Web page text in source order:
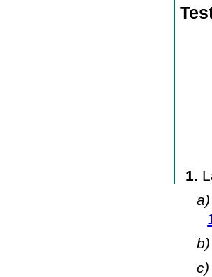
1.
b)
c)